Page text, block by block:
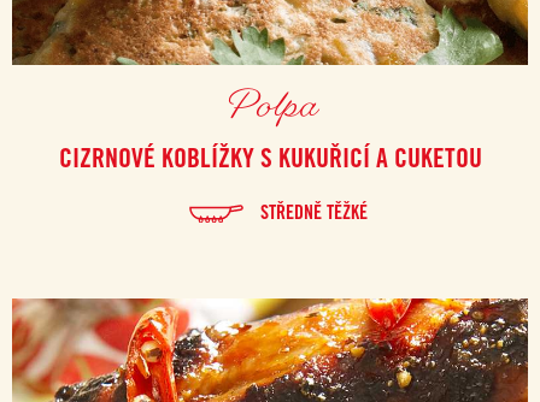
Polpa
CIZRNOVÉ KOBLÍŽKY S KUKUŘICÍ A CUKETOU
STŘEDNĚ TĚŽKÉ